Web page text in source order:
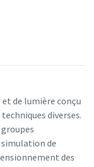
de lumière conçu
diverses.
de
des